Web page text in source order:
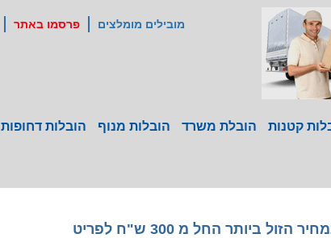
מובילים מומלצים פרסמו באתר
קטנות הובלת משרד הובלות מנוף הובלות דחופות
ביותר החל מ 300 ש"ח לפריט